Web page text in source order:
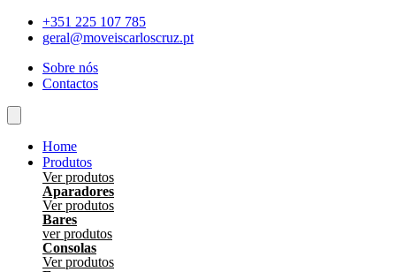
Skip
+351 225 107 785
geral@moveiscarloscruz.pt
Sobre nós
Contactos
Home
Produtos
Ver produtos
Aparadores
Ver produtos
Bares
ver produtos
Consolas
Ver produtos